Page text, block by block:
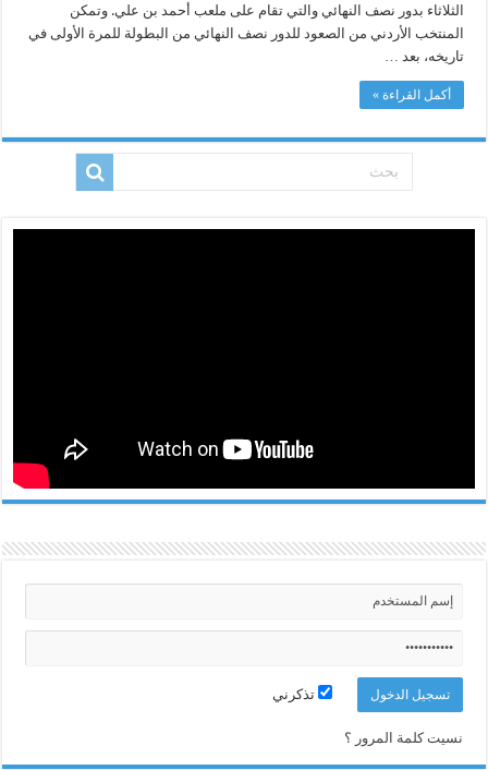
الثلاثاء بدور نصف النهائي والتي تقام على ملعب أحمد بن علي. وتمكن
المنتخب الأردني من الصعود للدور نصف النهائي من البطولة للمرة الأولى في
تاريخه، بعد …
أكمل القراءة »
تذكرني
نسيت كلمة المرور ؟